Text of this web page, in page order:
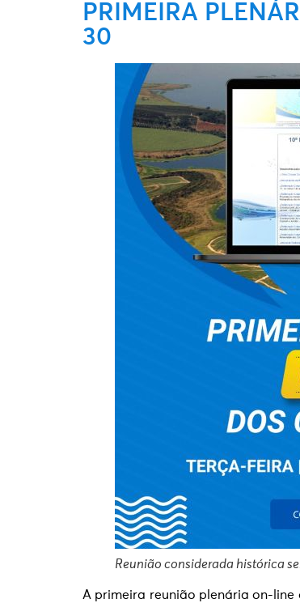
PRIMEIRA
30
Reunião considerada histórica
A primeira reunião plenária on-line